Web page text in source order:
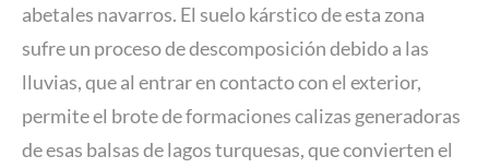
abetales navarros. El suelo kárstico de esta zona
sufre un proceso de descomposición debido a las
lluvias, que al entrar en contacto con el exterior,
permite el brote de formaciones calizas generadoras
de esas balsas de lagos turquesas, que convierten el